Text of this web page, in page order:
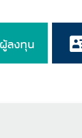
ผู้ลงทุน